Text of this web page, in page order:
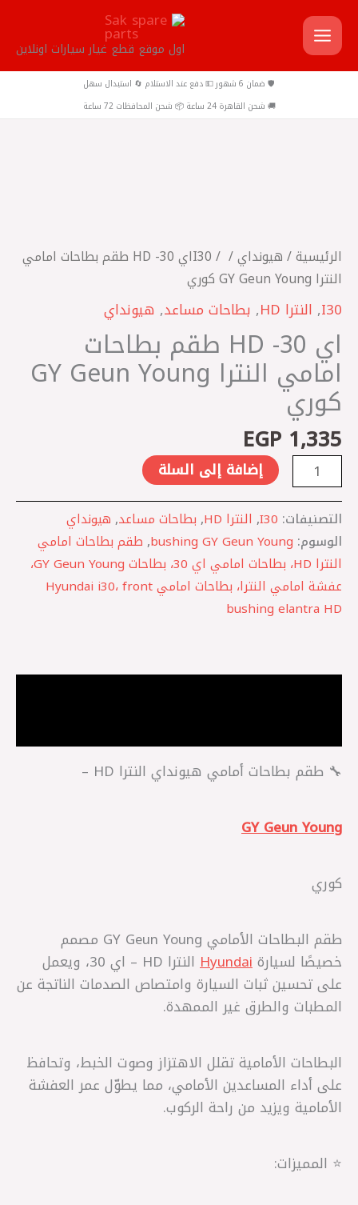
تخطي
إلى
المحتوى
اول موقع قطع غيار سيارات اونلاين
🛡️ ضمان 6 شهور 💵 دفع عند الاستلام 🔄 استبدال سهل
🚚 شحن القاهرة 24 ساعة 📦 شحن المحافظات 72 ساعة
الرئيسية/ هيونداي/
I30
/ ‎اي 30- HD‎ طقم بطاحات امامي
النترا GY Geun Young كوري
I30
, النترا HD , بطاحات مساعد, هيونداي
‎اي 30- HD‎ طقم بطاحات
امامي النترا GY Geun Young
كوري
EGP 1,335
HD‎
طقم
امامي
النترا
GY
Geun
Young
كوري
إضافة إلى السلة
التصنيفات: I30
, النترا HD , بطاحات مساعد, هيونداي
الوسوم: bushing GY Geun Young
, طقم بطاحات امامي
النترا HD، بطاحات امامي اي 30، بطاحات GY Geun Young،
عفشة امامي النترا، بطاحات امامي Hyundai i30، front
bushing elantra HD
🔧 طقم بطاحات أمامي هيونداي النترا HD –
GY Geun Young
كوري
طقم البطاحات الأمامي GY Geun Young مصمم
خصيصًا لسيارةHyundai
النترا HD – اي 30، ويعمل
على تحسين ثبات السيارة وامتصاص الصدمات الناتجة عن
المطبات والطرق غير الممهدة.
البطاحات الأمامية تقلل الاهتزاز وصوت الخبط، وتحافظ
على أداء المساعدين الأمامي، مما يطوّل عمر العفشة
الأمامية ويزيد من راحة الركوب.
⭐ المميزات: